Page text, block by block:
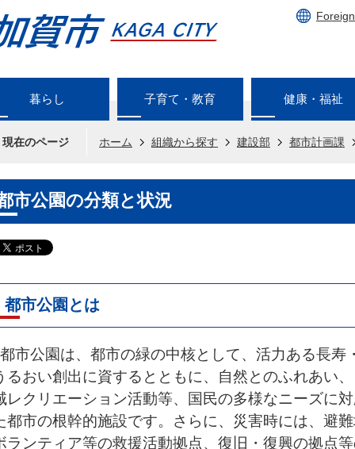
暮らし 子育て・教育 健康・福祉
現在のページ ホーム 組織から探す 建設部 都市計画課
市公園の分類と状況
都市公園とは
都市公園は、都市の緑の中核として、活力ある長寿
るおい創出に資するとともに、自然とのふれあい
レクリエーション活動等、国民の多様なニーズに
都市の根幹的施設です。さらに、災害時には、避難
ランティア等の救援活動拠点、復旧・復興の拠点